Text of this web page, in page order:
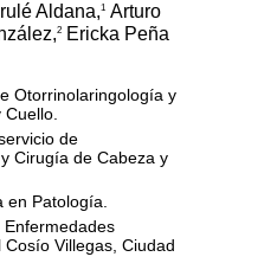
Aldana,1 Arturo
2
Ericka Peña
Otorrinolaringología y
Cuello.
de
Cirugía de Cabeza y
en Patología.
Enfermedades
Villegas, Ciudad